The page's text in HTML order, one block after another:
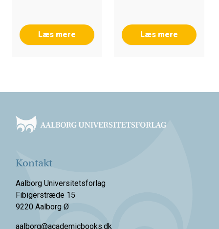
Læs mere Læs mere
Kontakt
Aalborg Universitetsforlag
Fibigerstræde 15
9220 Aalborg Ø
aalborg@academicbooks.dk